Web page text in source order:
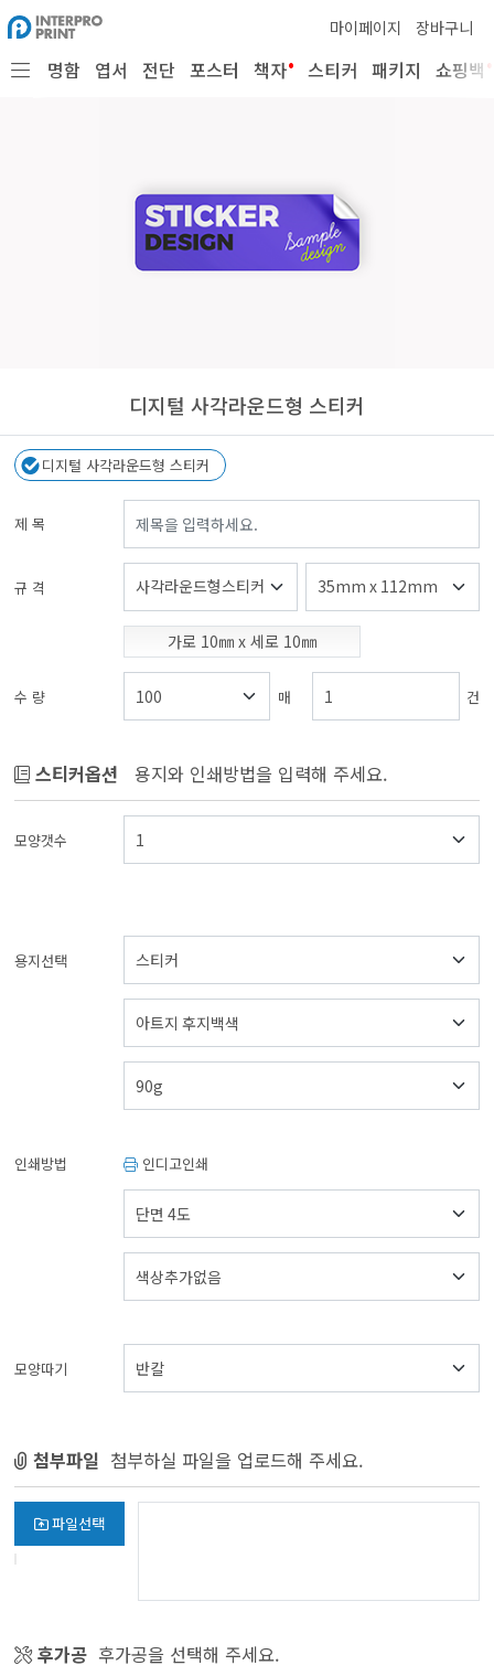
마이페이지 장바구니
명함 엽서 전단 포스터 책자• 스티커 패키지 쇼핑백•
디지털 사각라운드형 스티커
디지털 사각라운드형 스티커
제 목
규 격
가로 10㎜ x 세로 10㎜
수 량 매 건
스티커옵션 용지와 인쇄방법을 입력해 주세요.
모양갯수
용지선택
인쇄방법 인디고인쇄
모양따기
첨부파일 첨부하실 파일을 업로드해 주세요.
파일선택
후가공 후가공을 선택해 주세요.